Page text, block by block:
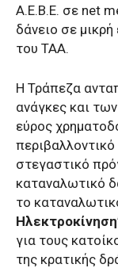
Α.Ε.Β.Ε. σε net
δάνειο σε
του ΤΑΑ.
Η Τράπεζα
ανάγκες και
εύρος
στεγαστικό
καταναλωτικό
το
για τους
της κρατικής